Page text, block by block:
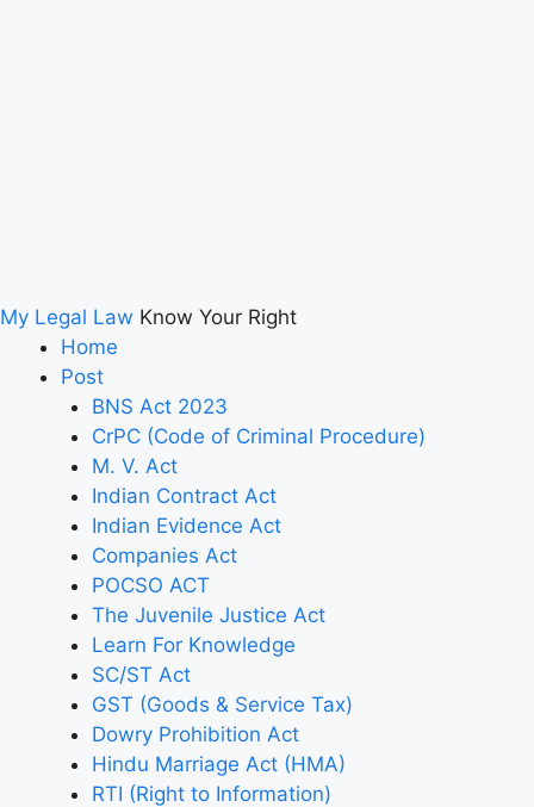
My Legal Law Know Your Right
Home
Post
BNS Act 2023
CrPC (Code of Criminal Procedure)
M. V. Act
Indian Contract Act
Indian Evidence Act
Companies Act
POCSO ACT
The Juvenile Justice Act
Learn For Knowledge
SC/ST Act
GST (Goods & Service Tax)
Dowry Prohibition Act
Hindu Marriage Act (HMA)
RTI (Right to Information)